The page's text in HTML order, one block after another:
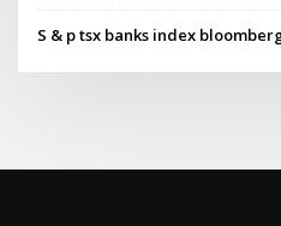
S & p tsx banks index